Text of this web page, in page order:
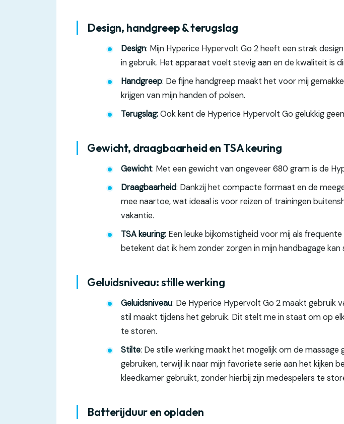
Design, handgreep & terugslag
Design: Mijn Hyperice Hypervolt Go 2 heeft een strak
in gebruik. Het apparaat voelt stevig aan en de kwaliteit is
Handgreep: De fijne handgreep maakt het voor mij
krijgen van mijn handen of polsen.
Terugslag:Ook kent de Hyperice Hypervolt Go gelukkig
Gewicht, draagbaarheid en TSA keuring
Gewicht: Met een gewicht van ongeveer 680 gram is de
Draagbaarheid: Dankzij het compacte formaat en de
mee naartoe, wat ideaal is voor reizen of trainingen
vakantie.
TSA keuring:Een leuke bijkomstigheid voor mij als
betekent dat ik hem zonder zorgen in mijn handbagage kan
Geluidsniveau: stille werking
Geluidsniveau: De Hyperice Hypervolt Go 2 maakt gebruik
stil maakt tijdens het gebruik. Dit stelt me in staat om op
te storen.
Stilte: De stille werking maakt het mogelijk om de
gebruiken, terwijl ik naar mijn favoriete serie aan het kijken
kleedkamer gebruikt, zonder hierbij zijn medespelers te
Batterijduur en opladen